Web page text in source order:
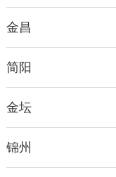
金昌
简阳
金坛
锦州